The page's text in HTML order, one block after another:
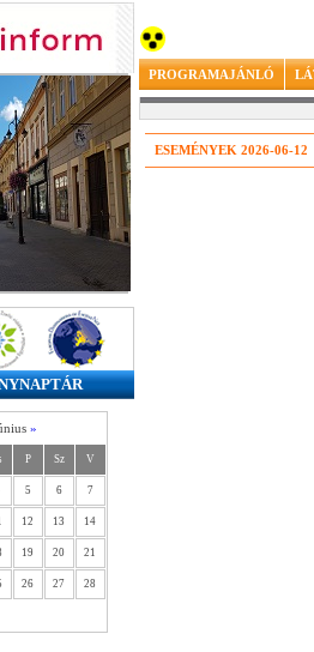
»
P Sz V
5 6 7
12 13 14
19 20 21
26 27 28
PROGRAMAJÁNLÓ
ESEMÉNYEK 2026-06-12